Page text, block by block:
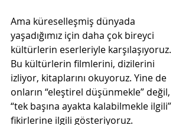
Ama küreselleşmiş dünyada
yaşadığımız için daha çok bireyci
kültürlerin eserleriyle karşılaşıyoruz.
Bu kültürlerin filmlerini, dizilerini
izliyor, kitaplarını okuyoruz. Yine de
onların “eleştirel düşünmekle” değil,
“tek başına ayakta kalabilmekle ilgili”
fikirlerine ilgili gösteriyoruz.